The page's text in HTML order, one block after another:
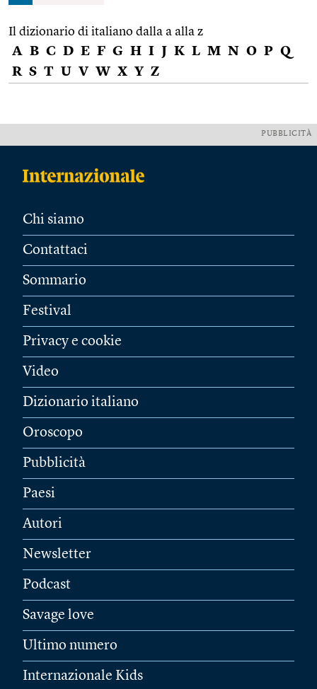
Il dizionario di italiano dalla a alla z
A B C D E F G H I J K L M N O P Q
R S T U V W X Y Z
PUBBLICITÀ
Chi siamo
Contattaci
Sommario
Festival
Privacy e cookie
Video
Dizionario italiano
Oroscopo
Pubblicità
Paesi
Autori
Newsletter
Podcast
Savage love
Ultimo numero
Internazionale Kids